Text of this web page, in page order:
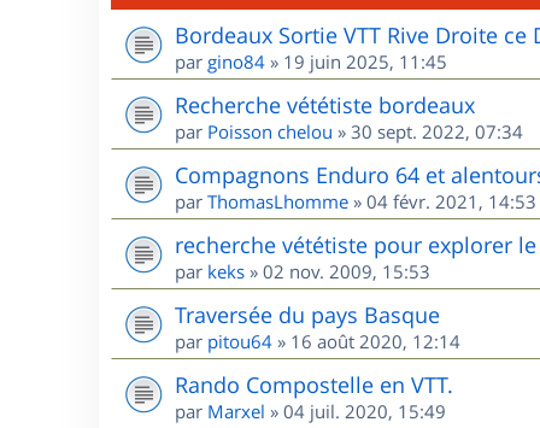
Bordeaux Sortie VTT Rive Droite ce
par gino84 » 19 juin 2025, 11:45
Recherche vététiste bordeaux
par Poisson chelou » 30 sept. 2022, 07:34
Compagnons Enduro 64 et
par ThomasLhomme » 04 févr. 2021, 14:53
recherche vététiste pour explorer
par keks » 02 nov. 2009, 15:53
Traversée du pays Basque
par pitou64 » 16 août 2020, 12:14
Rando Compostelle en VTT.
par Marxel » 04 juil. 2020, 15:49